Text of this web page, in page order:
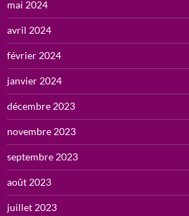
mai 2024
avril 2024
février 2024
janvier 2024
décembre 2023
novembre 2023
septembre 2023
août 2023
juillet 2023